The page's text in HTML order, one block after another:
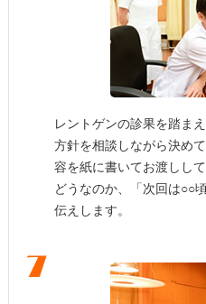
レントゲンの診果を踏ま
方針を相談しながら決め
容を紙に書いてお渡しし
どうなのか、「次回は○○
伝えします。